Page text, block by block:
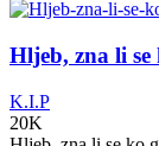
Hljeb, zna li
K.I.P
20K